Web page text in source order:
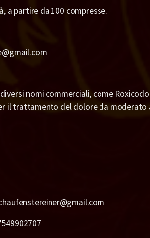
a partire da 100 compresse.
nomi commerciali, come
il trattamento del dolore da moderato